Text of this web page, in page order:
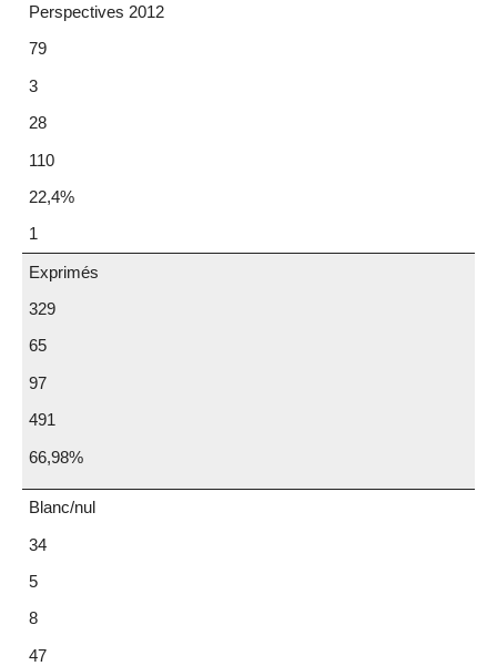
Perspectives 2012
79
3
28
110
22,4%
1
Exprimés
329
65
97
491
66,98%
Blanc/nul
34
5
8
47